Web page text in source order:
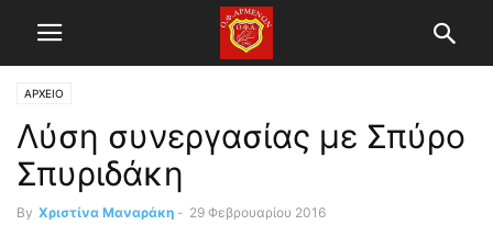
ΑΡΧΕΙΟ
Λύση συνεργασίας με Σπύρο
Σπυριδάκη
By Χριστίνα Μαναράκη - 29 Φεβρουαρίου 2016